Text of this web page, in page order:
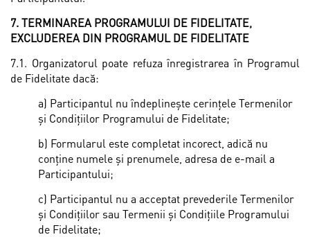
7. TERMINAREA PROGRAMULUI DE FIDELITATE,
EXCLUDEREA DIN PROGRAMUL DE FIDELITATE
7.1. Organizatorul poate refuza înregistrarea în Programul
de Fidelitate dacă:
a) Participantul nu îndeplineşte cerinţele Termenilor
și Condiţiilor Programului de Fidelitate;
b) Formularul este completat incorect, adică nu
conține numele și prenumele, adresa de e-mail a
Participantului;
c) Participantul nu a acceptat prevederile Termenilor
și Condiţiilor sau Termenii și Condiţiile Programului
de Fidelitate;